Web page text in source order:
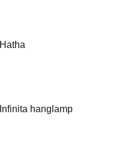
Hatha
Infinita hanglamp